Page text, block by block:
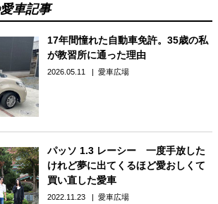
車記事
17年間憧れた自動車免許。35歳の私
が教習所に通った理由
2026.05.11 愛車広場
パッソ 1.3 レーシー 一度手放した
けれど夢に出てくるほど愛おしくて
買い直した愛車
2022.11.23 愛車広場